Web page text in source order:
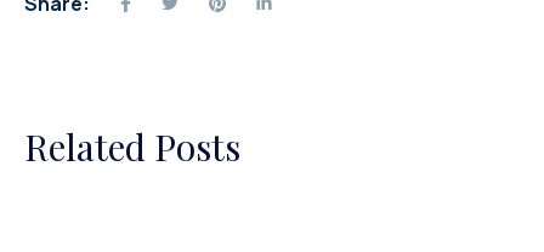
Related Posts